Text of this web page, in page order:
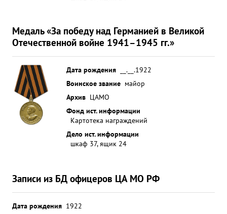
Медаль «За победу над Германией в Великой
Отечественной войне 1941–1945 гг.»
Дата рождения
__.__.1922
Воинское звание майор
Архив ЦАМО
Фонд ист. информации
Картотека награждений
Дело ист. информации
шкаф 37, ящик 24
Записи из БД офицеров ЦА МО РФ
Дата рождения 1922